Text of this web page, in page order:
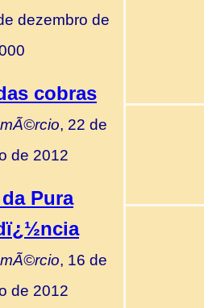
dezembro de
cobras
, 22 de
de 2012
Pura
, 16 de
de 2012